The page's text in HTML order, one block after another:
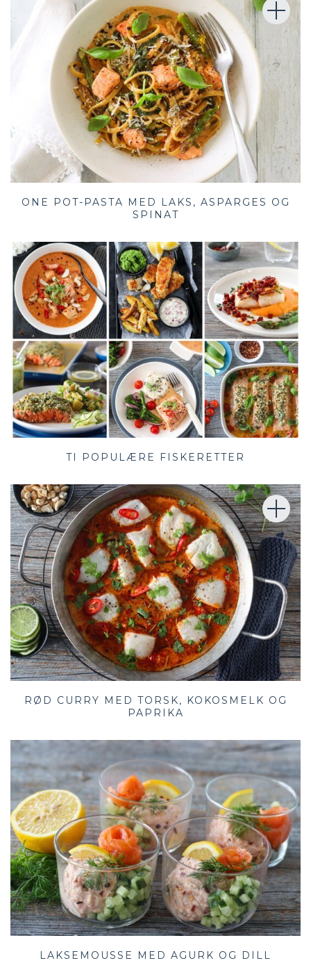
ONE POT-PASTA MED LAKS, ASPARGES OG
SPINAT
TI POPULÆRE FISKERETTER
RØD CURRY MED TORSK, KOKOSMELK OG
PAPRIKA
LAKSEMOUSSE MED AGURK OG DILL